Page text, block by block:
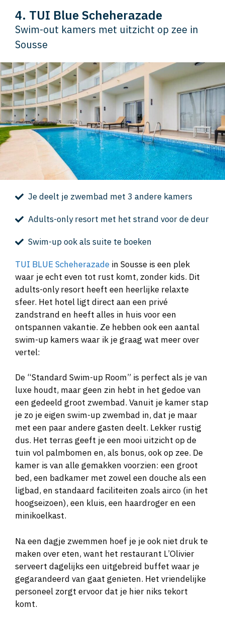
4. TUI Blue Scheherazade
Swim-out kamers met uitzicht op zee in
Sousse
Je deelt je zwembad met 3 andere kamers
Adults-only resort met het strand voor de deur
Swim-up ook als suite te boeken
TUI BLUE Scheherazade in Sousse is een plek
waar je echt even tot rust komt, zonder kids. Dit
adults-only resort heeft een heerlijke relaxte
sfeer. Het hotel ligt direct aan een privé
zandstrand en heeft alles in huis voor een
ontspannen vakantie. Ze hebben ook een aantal
swim-up kamers waar ik je graag wat meer over
vertel:
De “Standard Swim-up Room” is perfect als je van
luxe houdt, maar geen zin hebt in het gedoe van
een gedeeld groot zwembad. Vanuit je kamer stap
je zo je eigen swim-up zwembad in, dat je maar
met een paar andere gasten deelt. Lekker rustig
dus. Het terras geeft je een mooi uitzicht op de
tuin vol palmbomen en, als bonus, ook op zee. De
kamer is van alle gemakken voorzien: een groot
bed, een badkamer met zowel een douche als een
ligbad, en standaard faciliteiten zoals airco (in het
hoogseizoen), een kluis, een haardroger en een
minikoelkast.
Na een dagje zwemmen hoef je je ook niet druk te
maken over eten, want het restaurant L’Olivier
serveert dagelijks een uitgebreid buffet waar je
gegarandeerd van gaat genieten. Het vriendelijke
personeel zorgt ervoor dat je hier niks tekort
komt.